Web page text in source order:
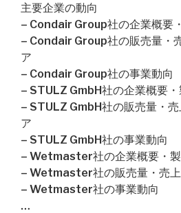
主要企業の動向
– Condair Group社の企業概要
– Condair Group社の販売量・
ア
– Condair Group社の事業動向
– STULZ GmbH社の企業概要
– STULZ GmbH社の販売量・
ア
– STULZ GmbH社の事業動向
– Wetmaster社の企業概要・
– Wetmaster社の販売量・売
– Wetmaster社の事業動向
…